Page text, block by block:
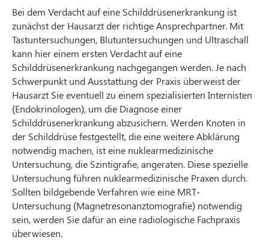
Bei dem Verdacht auf eine Schilddrüsenerkrankung ist
zunächst der Hausarzt der richtige Ansprechpartner. Mit
Tastuntersuchungen, Blutuntersuchungen und Ultraschall
kann hier einem ersten Verdacht auf eine
Schilddrüsenerkrankung nachgegangen werden. Je nach
Schwerpunkt und Ausstattung der Praxis überweist der
Hausarzt Sie eventuell zu einem spezialisierten Internisten
(Endokrinologen), um die Diagnose einer
Schilddrüsenerkrankung abzusichern. Werden Knoten in
der Schilddrüse festgestellt, die eine weitere Abklärung
notwendig machen, ist eine nuklearmedizinische
Untersuchung, die Szintigrafie, angeraten. Diese spezielle
Untersuchung führen nuklearmedizinische Praxen durch.
Sollten bildgebende Verfahren wie eine MRT-
Untersuchung (Magnetresonanztomografie) notwendig
sein, werden Sie dafür an eine radiologische Fachpraxis
überwiesen.